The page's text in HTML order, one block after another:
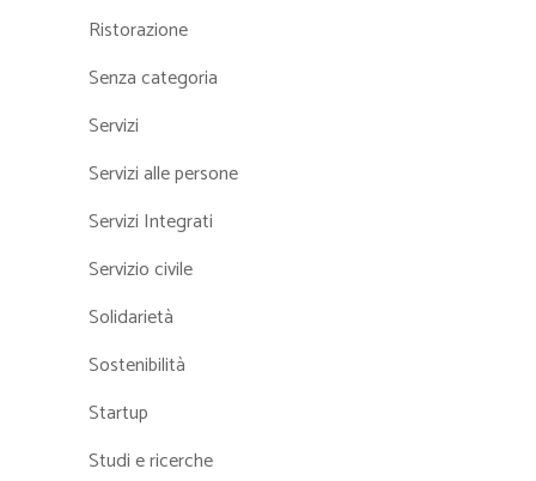
Ristorazione
Senza categoria
Servizi
Servizi alle persone
Servizi Integrati
Servizio civile
Solidarietà
Sostenibilità
Startup
Studi e ricerche